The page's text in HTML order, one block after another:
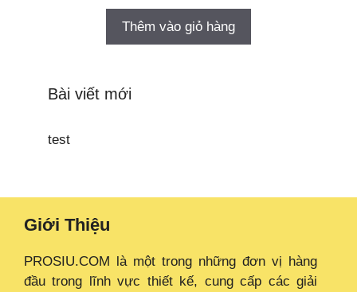
Thêm vào giỏ hàng
Bài viết mới
test
Giới Thiệu
PROSIU.COM là một trong những đơn vị hàng
đầu trong lĩnh vực thiết kế, cung cấp các giải